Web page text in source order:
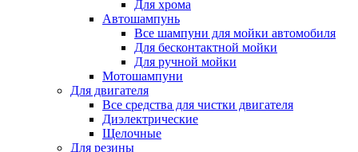
Для хрома
Автошампунь
Все шампуни для мойки автомобиля
Для бесконтактной мойки
Для ручной мойки
Мотошампуни
Для двигателя
Все средства для чистки двигателя
Диэлектрические
Щелочные
Для резины